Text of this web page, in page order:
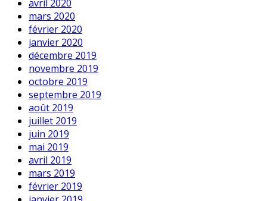
avril 2020
mars 2020
février 2020
janvier 2020
décembre 2019
novembre 2019
octobre 2019
septembre 2019
août 2019
juillet 2019
juin 2019
mai 2019
avril 2019
mars 2019
février 2019